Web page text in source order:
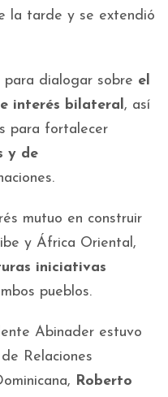
la tarde y se extendió
dialogar sobre el
interés bilateral, así
para fortalecer
y de
mutuo en construir
y África Oriental,
iniciativas
pueblos.
Abinader estuvo
Relaciones
Roberto